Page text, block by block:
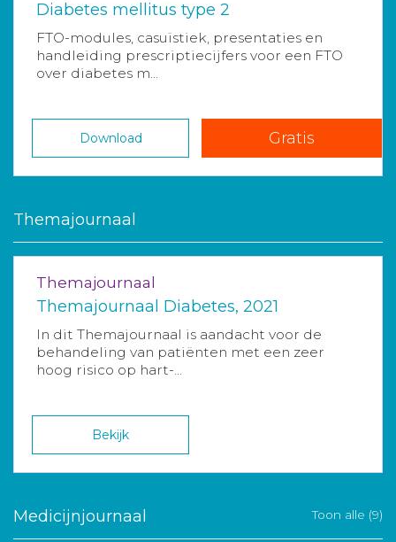
Diabetes mellitus type 2
FTO-modules, casuïstiek, presentaties en
handleiding prescriptiecijfers voor een FTO
over diabetes m...
Download Gratis
Themajournaal
Themajournaal
Themajournaal Diabetes, 2021
In dit Themajournaal is aandacht voor de
behandeling van patiënten met een zeer
hoog risico op hart-...
Bekijk
Medicijnjournaal Toon alle (9)